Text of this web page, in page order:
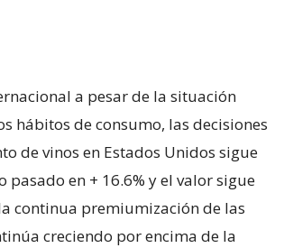
a pesar de la situación
hábitos de consumo, las decisiones
de vinos en Estados Unidos sigue
en + 16.6% y el valor sigue
continua premiumización de las
creciendo por encima de la